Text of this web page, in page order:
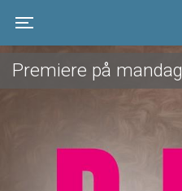
Premiere på mandag